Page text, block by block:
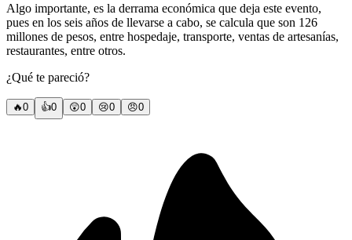
Algo importante, es la derrama económica que deja este evento,
pues en los seis años de llevarse a cabo, se calcula que son 126
millones de pesos, entre hospedaje, transporte, ventas de artesanías,
restaurantes, entre otros.
¿Qué te pareció?
🔥0 👍0 😲0 😢0 😠0